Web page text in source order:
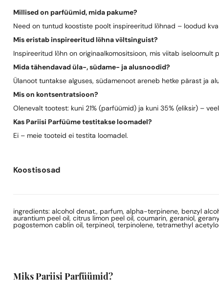
Millised on parfüümid, mida pakume?
Need on tuntud koostiste poolt inspireeritud lõhnad – loodud
Mis eristab inspireeritud lõhna võltsinguist?
Inspireeritud lõhn on originaalkomositsioon, mis viitab
Mida tähendavad üla-, südame- ja alusnoodid?
Ülanoot tuntakse alguses, südamenoot areneb hetke pärast ja
Mis on kontsentratsioon?
Olenevalt tootest: kuni 21% (parfüümid) ja kuni 35% (eliksir) –
Kas Pariisi Parfüüme testitakse loomadel?
Ei – meie tooteid ei testita loomadel.
Koostisosad
ingredients: alcohol denat., parfum, alpha-terpinene, benzyl
aurantium peel oil, citrus limon peel oil, coumarin, geraniol,
pogostemon cablin oil, terpineol, terpinolene, tetramethyl
Miks Pariisi Parfüümid?